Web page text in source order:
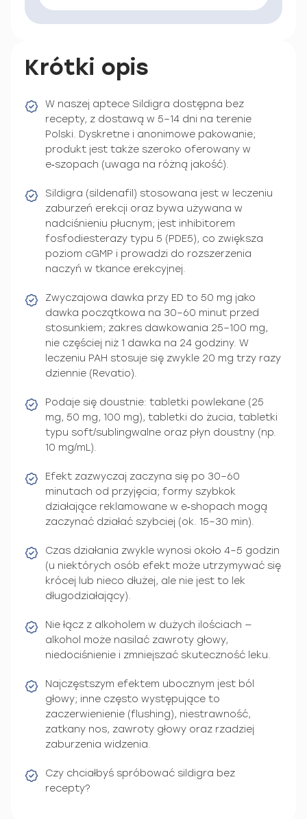
Krótki opis
W naszej aptece Sildigra dostępna bez
recepty, z dostawą w 5–14 dni na terenie
Polski. Dyskretne i anonimowe pakowanie;
produkt jest także szeroko oferowany w
e‑szopach (uwaga na różną jakość).
Sildigra (sildenafil) stosowana jest w leczeniu
zaburzeń erekcji oraz bywa używana w
nadciśnieniu płucnym; jest inhibitorem
fosfodiesterazy typu 5 (PDE5), co zwiększa
poziom cGMP i prowadzi do rozszerzenia
naczyń w tkance erekcyjnej.
Zwyczajowa dawka przy ED to 50 mg jako
dawka początkowa na 30–60 minut przed
stosunkiem; zakres dawkowania 25–100 mg,
nie częściej niż 1 dawka na 24 godziny. W
leczeniu PAH stosuje się zwykle 20 mg trzy razy
dziennie (Revatio).
Podaje się doustnie: tabletki powlekane (25
mg, 50 mg, 100 mg), tabletki do żucia, tabletki
typu soft/sublingwalne oraz płyn doustny (np.
10 mg/mL).
Efekt zazwyczaj zaczyna się po 30–60
minutach od przyjęcia; formy szybkok
działające reklamowane w e‑shopach mogą
zaczynać działać szybciej (ok. 15–30 min).
Czas działania zwykle wynosi około 4–5 godzin
(u niektórych osób efekt może utrzymywać się
krócej lub nieco dłużej, ale nie jest to lek
długodziałający).
Nie łącz z alkoholem w dużych ilościach —
alkohol może nasilać zawroty głowy,
niedociśnienie i zmniejszać skuteczność leku.
Najczęstszym efektem ubocznym jest ból
głowy; inne często występujące to
zaczerwienienie (flushing), niestrawność,
zatkany nos, zawroty głowy oraz rzadziej
zaburzenia widzenia.
Czy chciałbyś spróbować sildigra bez
recepty?